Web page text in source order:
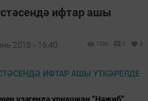
ифтар ашы
2018 - 16:40 1330 0 0
үзәгендә урнашкан “Нәҗиб“